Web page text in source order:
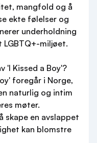
mangfold og å
ekte følelser og
underholdning
LGBTQ+-miljøet.
'I Kissed a Boy'?
foregår i Norge,
naturlig og intim
møter.
skape en avslappet
kan blomstre